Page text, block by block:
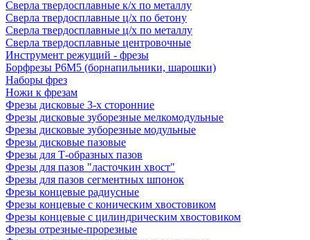
Сверла твердосплавные к/х по металлу
Сверла твердосплавные ц/х по бетону
Сверла твердосплавные ц/х по металлу
Сверла твердосплавные центровочные
Инструмент режущий - фрезы
Борфрезы Р6М5 (борнапильники, шарошки)
Наборы фрез
Ножи к фрезам
Фрезы дисковые 3-х сторонние
Фрезы дисковые зуборезные мелкомодульные
Фрезы дисковые зуборезные модульные
Фрезы дисковые пазовые
Фрезы для Т-образных пазов
Фрезы для пазов "ласточкин хвост"
Фрезы для пазов сегментных шпонок
Фрезы концевые радиусные
Фрезы концевые с коническим хвостовиком
Фрезы концевые с цилиндрическим хвостовиком
Фрезы отрезные-прорезные